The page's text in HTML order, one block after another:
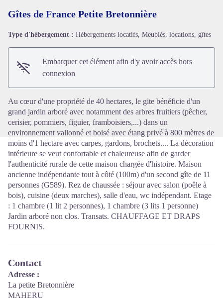
Voir l'image en plein écran
Gîtes de France Petite Bretonnière
Type d'hébergement : Hébergements locatifs, Meublés, locations, gîtes
Embarquer cet élément afin d'y avoir accès hors
connexion
Au cœur d'une propriété de 40 hectares, le gite bénéficie d'un
grand jardin arboré avec notamment des arbres fruitiers (pêcher,
cerisier, pommiers, figuier, framboisiers,...) dans un
environnement vallonné et boisé avec étang privé à 800 mètres de
moins d'1 hectare avec carpes, gardons, brochets.... La décoration
intérieure se veut confortable et chaleureuse afin de garder
l'authenticité rurale de cette maison chargée d'histoire. Maison
ancienne indépendante tout à côté (100m) d'un second gîte de 11
personnes (G589). Rez de chaussée : séjour avec salon (poêle à
bois), cuisine (deux marches), salle d'eau, wc indépendant. Etage
: 1 chambre (1 lit 2 personnes), 1 chambre (3 lits 1 personne)
Jardin arboré non clos. Transats. CHAUFFAGE ET DRAPS
FOURNIS.
Contact
Adresse :
La petite Bretonnière
MAHERU